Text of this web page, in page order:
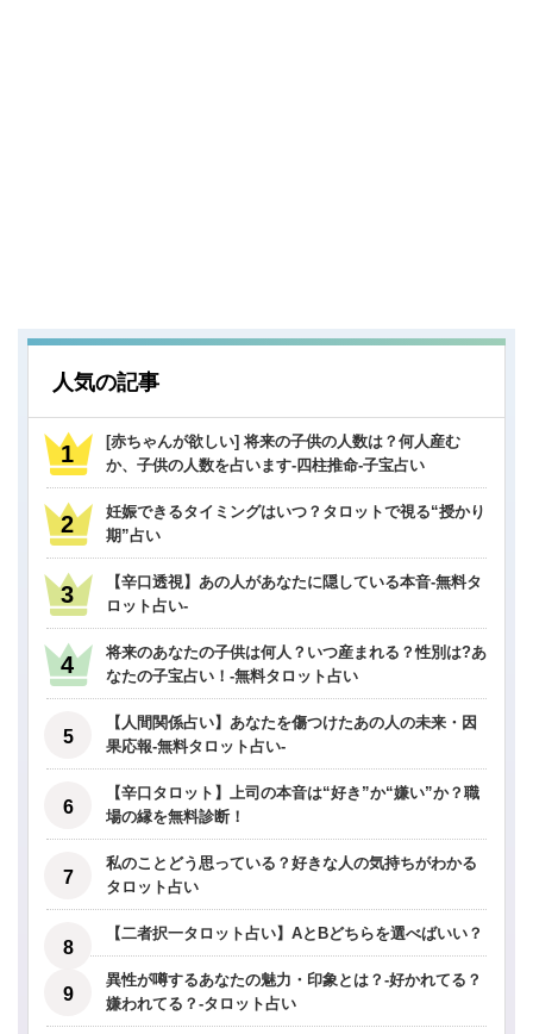
人気の記事
[赤ちゃんが欲しい] 将来の子供の人数は？何人産む
か、子供の人数を占います-四柱推命-子宝占い
妊娠できるタイミングはいつ？タロットで視る“授かり
期”占い
【辛口透視】あの人があなたに隠している本音-無料タ
ロット占い-
将来のあなたの子供は何人？いつ産まれる？性別は?あ
なたの子宝占い！-無料タロット占い
【人間関係占い】あなたを傷つけたあの人の未来・因
果応報-無料タロット占い-
【辛口タロット】上司の本音は“好き”か“嫌い”か？職
場の縁を無料診断！
私のことどう思っている？好きな人の気持ちがわかる
タロット占い
【二者択一タロット占い】AとBどちらを選べばいい？
異性が噂するあなたの魅力・印象とは？-好かれてる？
嫌われてる？-タロット占い